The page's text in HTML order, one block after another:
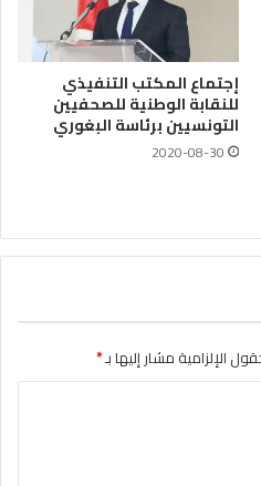
إجتماع المكتب التنفيذي
للنقابة الوطنية للصحفيين
التونسيين برئاسة البغوري
2020-08-30
الإلزامية مشار إليها بـ*